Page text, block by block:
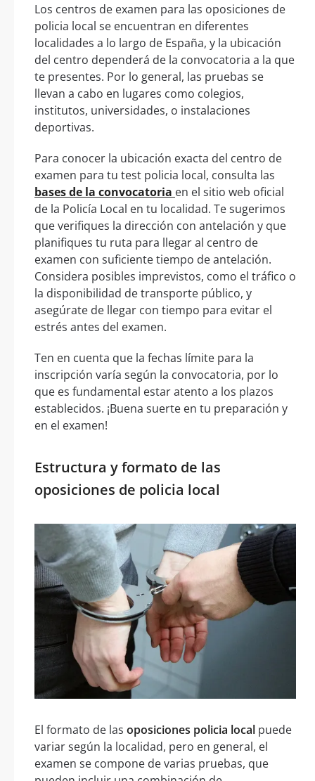
Los centros de examen para las oposiciones de
policia local se encuentran en diferentes
localidades a lo largo de España, y la ubicación
del centro dependerá de la convocatoria a la que
te presentes. Por lo general, las pruebas se
llevan a cabo en lugares como colegios,
institutos, universidades, o instalaciones
deportivas.
Para conocer la ubicación exacta del centro de
examen para tu test policia local, consulta las
bases de la convocatoria en el sitio web oficial
de la Policía Local en tu localidad. Te sugerimos
que verifiques la dirección con antelación y que
planifiques tu ruta para llegar al centro de
examen con suficiente tiempo de antelación.
Considera posibles imprevistos, como el tráfico o
la disponibilidad de transporte público, y
asegúrate de llegar con tiempo para evitar el
estrés antes del examen.
Ten en cuenta que la fechas límite para la
inscripción varía según la convocatoria, por lo
que es fundamental estar atento a los plazos
establecidos. ¡Buena suerte en tu preparación y
en el examen!
Estructura y formato de las
oposiciones de policia local
El formato de las oposiciones policia local puede
variar según la localidad, pero en general, el
examen se compone de varias pruebas, que